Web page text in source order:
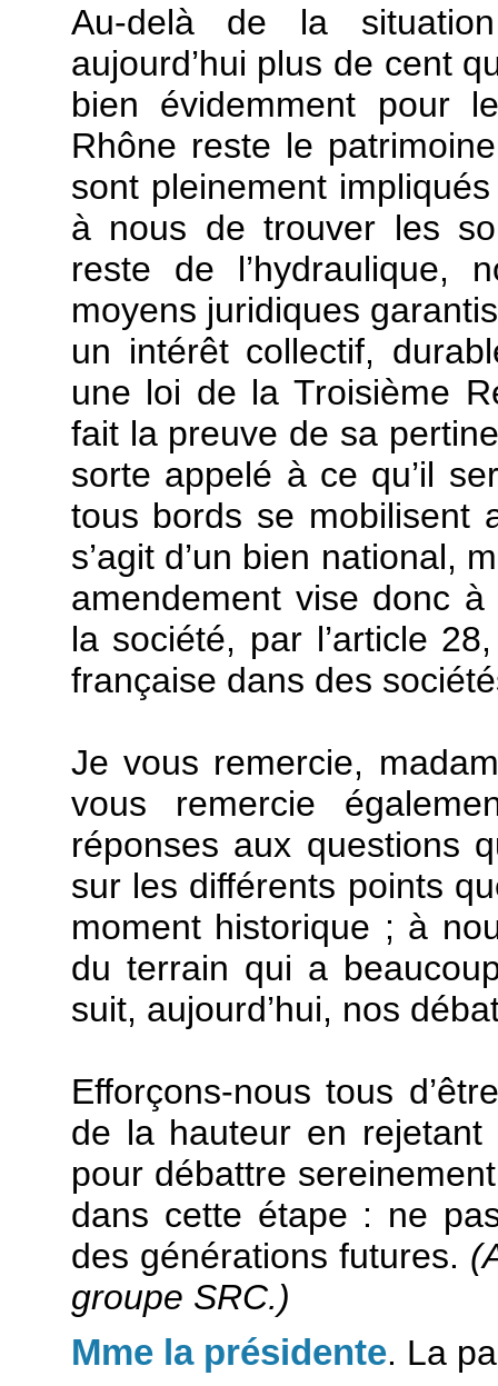
Au-delà de la
aujourd’hui plus de cent
bien évidemment pour
Rhône reste le
sont pleinement
à nous de trouver les
reste de l’hydraulique,
moyens juridiques
un intérêt collectif,
une loi de la Troisième
fait la preuve de sa
sorte appelé à ce qu’il
tous bords se mobilisent
s’agit d’un bien national,
amendement vise donc
la société, par l’article
française dans des
Je vous remercie,
vous remercie
réponses aux questions
sur les différents points
moment historique ; à
du terrain qui a
suit, aujourd’hui, nos
Efforçons-nous tous
de la hauteur en rejetant
pour débattre
dans cette étape : ne
des générations futures.
groupe SRC.)
Mme la présidente. La